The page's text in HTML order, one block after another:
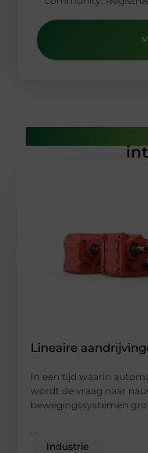
Lineaire
In een tijd waarin
wordt de vraag naar
bewegingssystemen
Industrie